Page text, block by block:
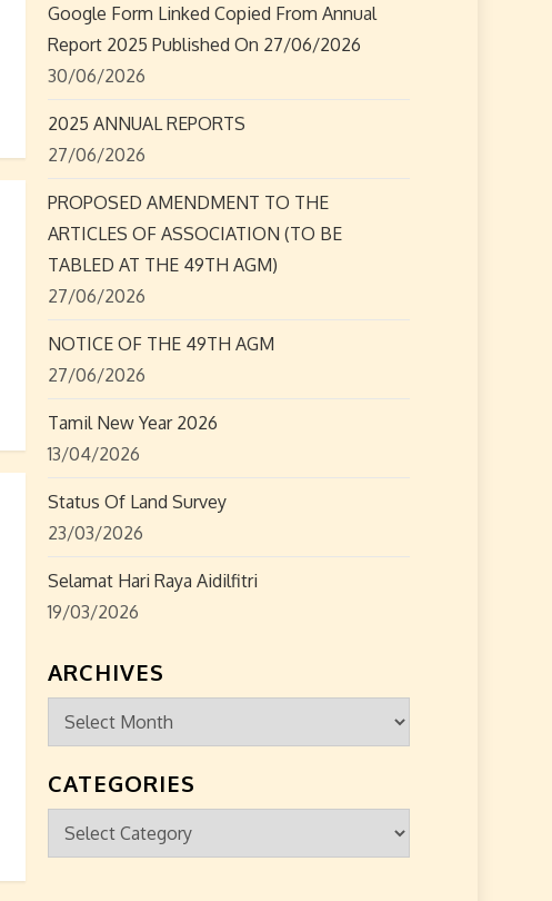
Google Form Linked Copied From Annual
Report 2025 Published On 27/06/2026
30/06/2026
2025 ANNUAL REPORTS
27/06/2026
PROPOSED AMENDMENT TO THE
ARTICLES OF ASSOCIATION (TO BE
TABLED AT THE 49TH AGM)
27/06/2026
NOTICE OF THE 49TH AGM
27/06/2026
Tamil New Year 2026
13/04/2026
Status Of Land Survey
23/03/2026
Selamat Hari Raya Aidilfitri
19/03/2026
ARCHIVES
Archives
CATEGORIES
Categories